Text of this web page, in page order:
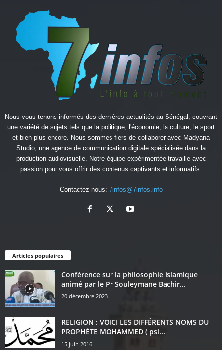
Nous vous tenons informés des dernières actualités au Sénégal, couvrant
une variété de sujets tels que la politique, l'économie, la culture, le sport
et bien plus encore. Nous sommes fiers de collaborer avec Madyana
Studio, une agence de communication digitale spécialisée dans la
production audiovisuelle. Notre équipe expérimentée travaille avec
passion pour vous offrir des contenus captivants et informatifs.
Contactez-nous: 7infos@7infos.info
Articles populaires
Conférence sur la philosophie islamique
animé par le Pr Souleymane Bachir...
20 décembre 2023
RELIGION : VOICI LES DIFFÉRENTS NOMS DU
PROPHÈTE MOHAMMED ( psl...
15 juin 2016